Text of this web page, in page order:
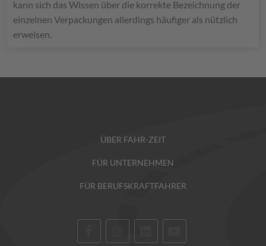
kann sich das Wissen über die korrekte Bezeichnung der
einzelnen Verpackungen allerdings häufiger als nützlich
erweisen.
ÜBER FAHR-ZEIT
FÜR UNTERNEHMEN
FÜR BERUFSKRAFTFAHRER